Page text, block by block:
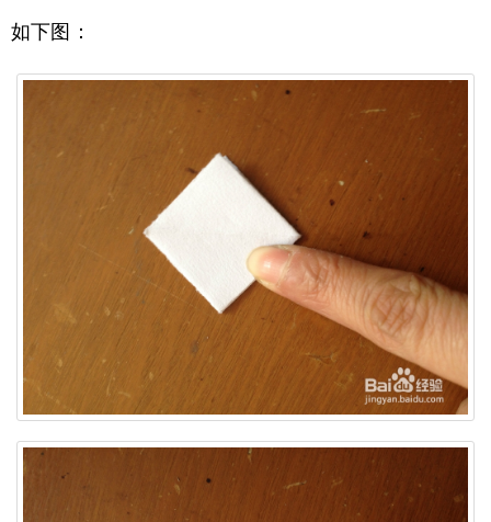
如下图：